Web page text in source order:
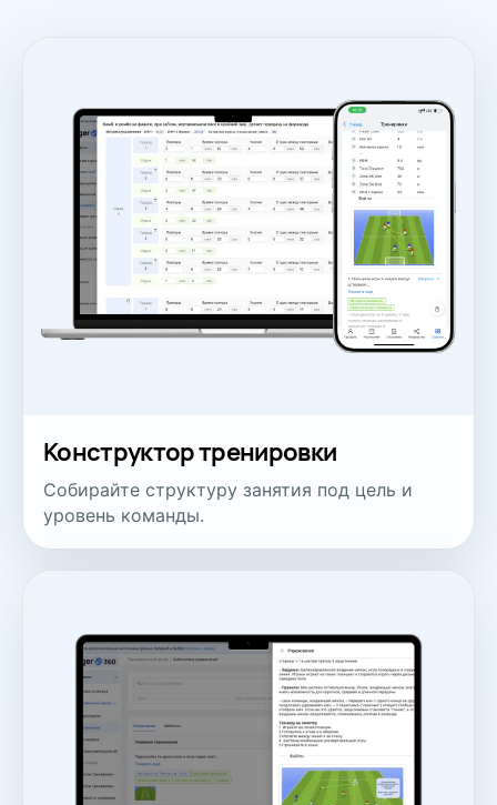
Конструктор тренировки
Собирайте структуру занятия под цель и
уровень команды.